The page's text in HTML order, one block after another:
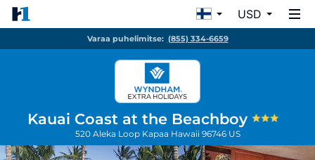
USD
Varaa puhelimitse: (855) 334-6659
Kauai Coast at the Beachboy
520 Aleka Loop Kapaa Hawaii 96746 US